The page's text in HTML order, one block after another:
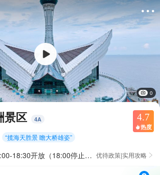

0
景区 4A 4.7
 热度
“揽海天胜景 瞻大桥雄姿”
明天08:00-18:30开放（18:00停止入园） 优待政策|实用攻略 